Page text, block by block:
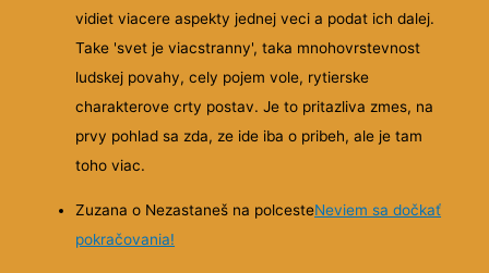
vidiet viacere aspekty jednej veci a podat ich dalej.
Take 'svet je viacstranny', taka mnohovrstevnost
ludskej povahy, cely pojem vole, rytierske
charakterove crty postav. Je to pritazliva zmes, na
prvy pohlad sa zda, ze ide iba o pribeh, ale je tam
toho viac.
Zuzana o Nezastaneš na polcesteNeviem sa dočkať
pokračovania!